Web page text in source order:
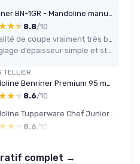
Benriner BN-1GR - Mandoline manuelle 3 lames (vert)
8.8/10
Qualité de coupe vraiment très bonne, lames inox bien affûtées
Réglage d’épaisseur simple et stable, de très fin à assez épais
TELLIER
8.6/10
Mandoline Tupperware Chef Junior (blanc/rouge)
8.6/10
complet →